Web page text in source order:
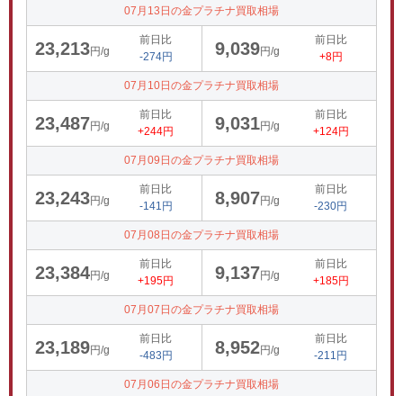
07月13日の金プラチナ買取相場
23,213円/g
前日比
-274円
9,039円/g
前日比
+8円
07月10日の金プラチナ買取相場
23,487円/g
前日比
+244円
9,031円/g
前日比
+124円
07月09日の金プラチナ買取相場
23,243円/g
前日比
-141円
8,907円/g
前日比
-230円
07月08日の金プラチナ買取相場
23,384円/g
前日比
+195円
9,137円/g
前日比
+185円
07月07日の金プラチナ買取相場
23,189円/g
前日比
-483円
8,952円/g
前日比
-211円
07月06日の金プラチナ買取相場